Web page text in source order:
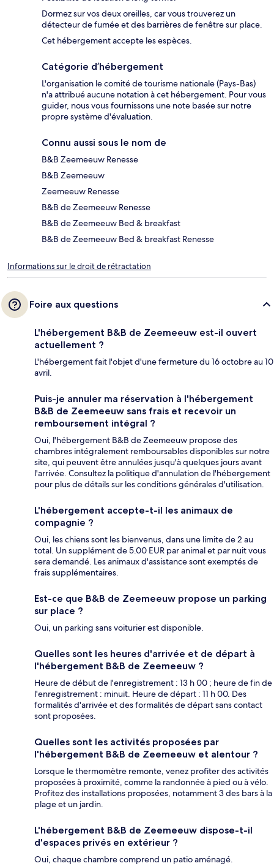
Dormez sur vos deux oreilles, car vous trouverez un
détecteur de fumée et des barrières de fenêtre sur place.
Cet hébergement accepte les espèces.
Catégorie d’hébergement
L'organisation le comité de tourisme nationale (Pays-Bas)
n'a attribué aucune notation à cet hébergement. Pour vous
guider, nous vous fournissons une note basée sur notre
propre système d'évaluation.
Connu aussi sous le nom de
B&B Zeemeeuw Renesse
B&B Zeemeeuw
Zeemeeuw Renesse
B&B de Zeemeeuw Renesse
B&B de Zeemeeuw Bed & breakfast
B&B de Zeemeeuw Bed & breakfast Renesse
Informations sur le droit de rétractation
Foire aux questions
L'hébergement B&B de Zeemeeuw est-il ouvert
actuellement ?
L'hébergement fait l'objet d'une fermeture du 16 octobre au 10
avril.
Puis-je annuler ma réservation à l'hébergement
B&B de Zeemeeuw sans frais et recevoir un
remboursement intégral ?
Oui, l'hébergement B&B de Zeemeeuw propose des
chambres intégralement remboursables disponibles sur notre
site, qui peuvent être annulées jusqu'à quelques jours avant
l'arrivée. Consultez la politique d'annulation de l'hébergement
pour plus de détails sur les conditions générales d'utilisation.
L'hébergement accepte-t-il les animaux de
compagnie ?
Oui, les chiens sont les bienvenus, dans une limite de 2 au
total. Un supplément de 5.00 EUR par animal et par nuit vous
sera demandé. Les animaux d'assistance sont exemptés de
frais supplémentaires.
Est-ce que B&B de Zeemeeuw propose un parking
sur place ?
Oui, un parking sans voiturier est disponible.
Quelles sont les heures d'arrivée et de départ à
l'hébergement B&B de Zeemeeuw ?
Heure de début de l'enregistrement : 13 h 00 ; heure de fin de
l'enregistrement : minuit. Heure de départ : 11 h 00. Des
formalités d'arrivée et des formalités de départ sans contact
sont proposées.
Quelles sont les activités proposées par
l'hébergement B&B de Zeemeeuw et alentour ?
Lorsque le thermomètre remonte, venez profiter des activités
proposées à proximité, comme la randonnée à pied ou à vélo.
Profitez des installations proposées, notamment 3 des bars à la
plage et un jardin.
L'hébergement B&B de Zeemeeuw dispose-t-il
d'espaces privés en extérieur ?
Oui, chaque chambre comprend un patio aménagé.